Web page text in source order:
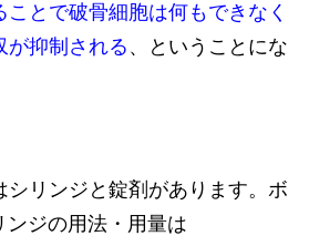
とで破骨細胞は何もできなく
が抑制される 、ということにな
シリンジと錠剤があります。ボ
ンジの用法・用量は